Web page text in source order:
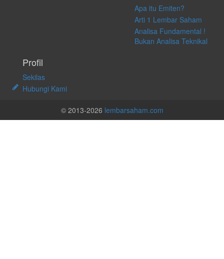
Apa itu Emiten?
Arti 1 Lembar Saham
Analisa Fundamental !
Bukan Analisa Teknikal
Profil
Sekilas
Hubungi Kami
© 2013-2026 lembarsaham.com